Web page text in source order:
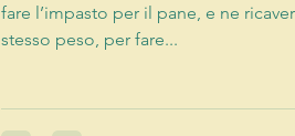
fare l’impasto per il pane, e ne
stesso peso, per fare...